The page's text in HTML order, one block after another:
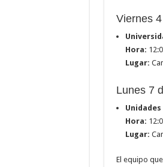
Viernes 4
Hora:
Lugar:
Lunes 7
Hora:
Lugar:
El equipo